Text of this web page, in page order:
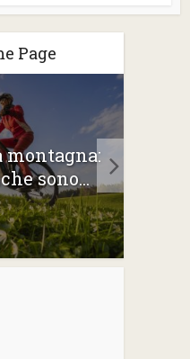
Page
montagna:
sono...